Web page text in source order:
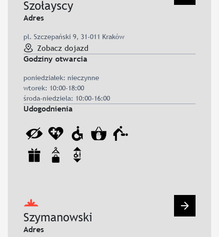
Szołayscy
Adres
pl. Szczepański 9, 31-011 Kraków
Zobacz dojazd
Godziny otwarcia
poniedziałek: nieczynne
wtorek: 10:00-18:00
środa-niedziela: 10:00-16:00
Udogodnienia
Szymanowski
Adres
Przejdź